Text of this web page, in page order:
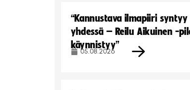
“Kannustava ilmapiiri syntyy
yhdessä – Reilu Aikuinen -
käynnistyy”
05.08.2026